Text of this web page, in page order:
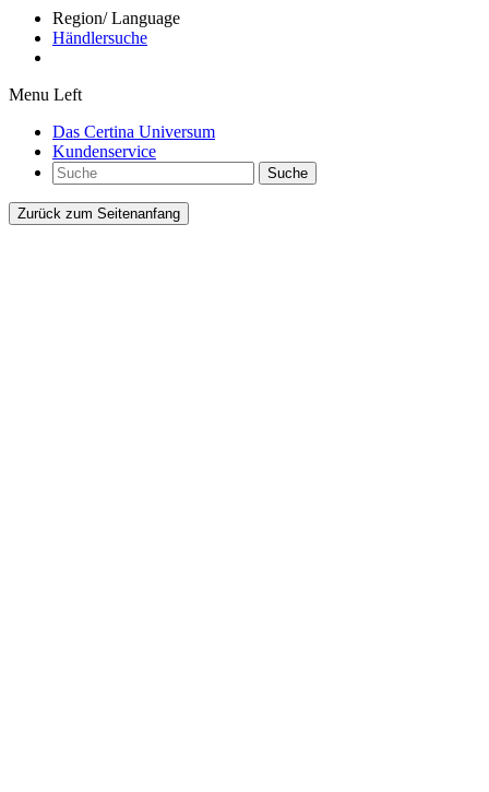
Region/ Language
Händlersuche
Menu Left
Das Certina Universum
Kundenservice
Suche
Zurück zum Seitenanfang